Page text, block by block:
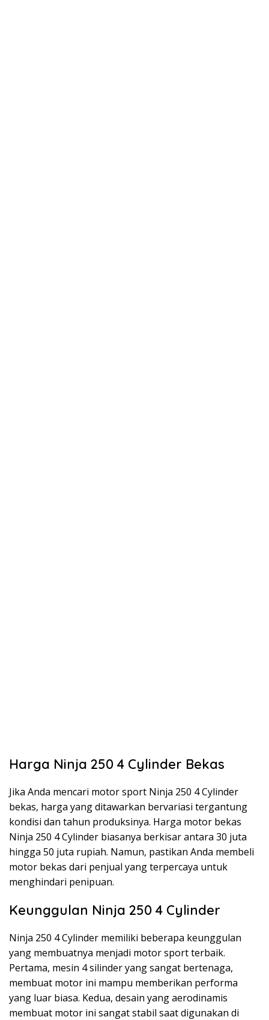
Harga Ninja 250 4 Cylinder Bekas
Jika Anda mencari motor sport Ninja 250 4 Cylinder
bekas, harga yang ditawarkan bervariasi tergantung
kondisi dan tahun produksinya. Harga motor bekas
Ninja 250 4 Cylinder biasanya berkisar antara 30 juta
hingga 50 juta rupiah. Namun, pastikan Anda membeli
motor bekas dari penjual yang terpercaya untuk
menghindari penipuan.
Keunggulan Ninja 250 4 Cylinder
Ninja 250 4 Cylinder memiliki beberapa keunggulan
yang membuatnya menjadi motor sport terbaik.
Pertama, mesin 4 silinder yang sangat bertenaga,
membuat motor ini mampu memberikan performa
yang luar biasa. Kedua, desain yang aerodinamis
membuat motor ini sangat stabil saat digunakan di